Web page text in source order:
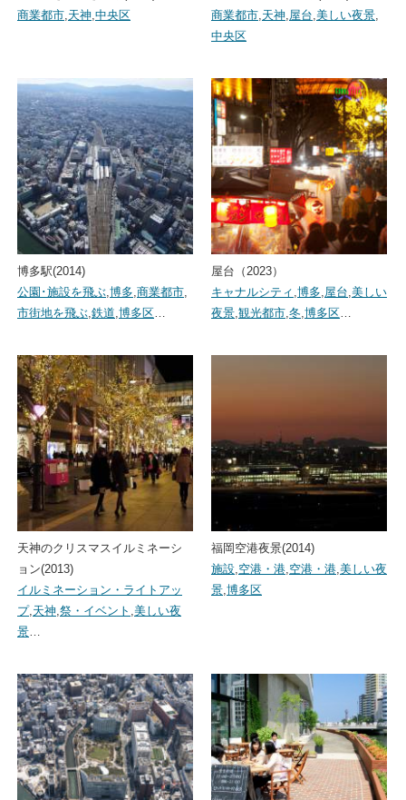
商業都市,天神,中央区
商業都市,天神,屋台,美しい夜景,
中央区
博多駅(2014)
公園･施設を飛ぶ,博多,商業都市,
市街地を飛ぶ,鉄道,博多区…
屋台（2023）
キャナルシティ ,博多,屋台,美しい
夜景,観光都市,冬,博多区…
天神のクリスマスイルミネーシ
ョン(2013)
イルミネーション・ライトアッ
プ,天神,祭・イベント ,美しい夜
景…
福岡空港夜景(2014)
施設,空港・港,空港・港,美しい夜
景,博多区